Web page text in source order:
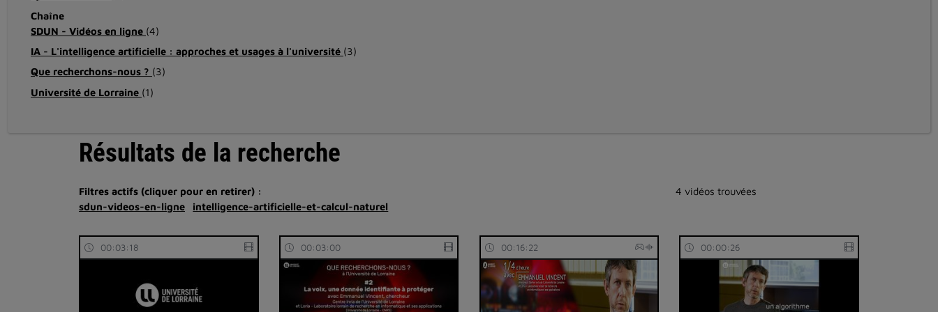
Chaîne
SDUN - Vidéos en ligne (4)
IA - L'intelligence artificielle : approches et usages à l'université (3)
Que recherchons-nous ? (3)
Université de Lorraine (1)
Résultats de la recherche
Filtres actifs (cliquer pour en retirer) :
sdun-videos-en-ligne
intelligence-artificielle-et-calcul-naturel
4 vidéos trouvées
00:03:18 00:03:00 00:16:22 00:00:26